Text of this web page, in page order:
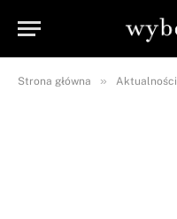
Strona główna » Aktualności